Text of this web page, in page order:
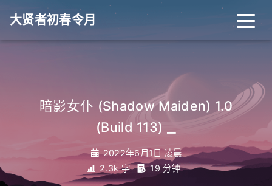
大贤者初春令月
暗影女仆 (Shadow Maiden) 1.0
(Build 113)
2022年6月1日 凌晨
2.3k 字
19 分钟